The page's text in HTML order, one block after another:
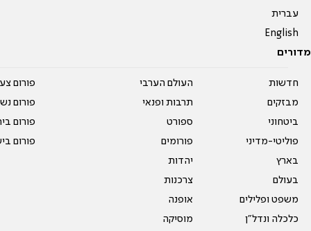
עברית
English
מדורים
חדשות
מבזקים
ביטחוני
פוליטי-מדיני
בארץ
בעולם
משפט ופלילים
כלכלה ונדל"ן
העולם הערבי
תרבות ופנאי
ספורט
פורומים
יהדות
צרכנות
אופנה
מוסיקה
פורום
פורום
פורום
פורום